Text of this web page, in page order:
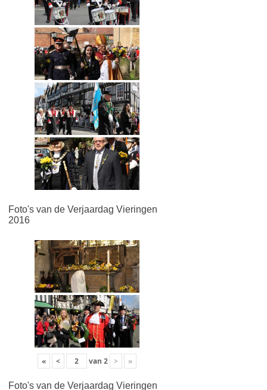
Foto's van de Verjaardag Vieringen
2016
« < van 2 > »
Foto's van de Verjaardag Vieringen